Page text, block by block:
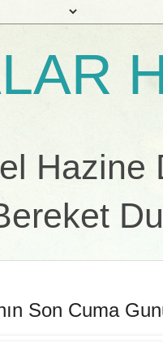
Hazine
Son Cuma